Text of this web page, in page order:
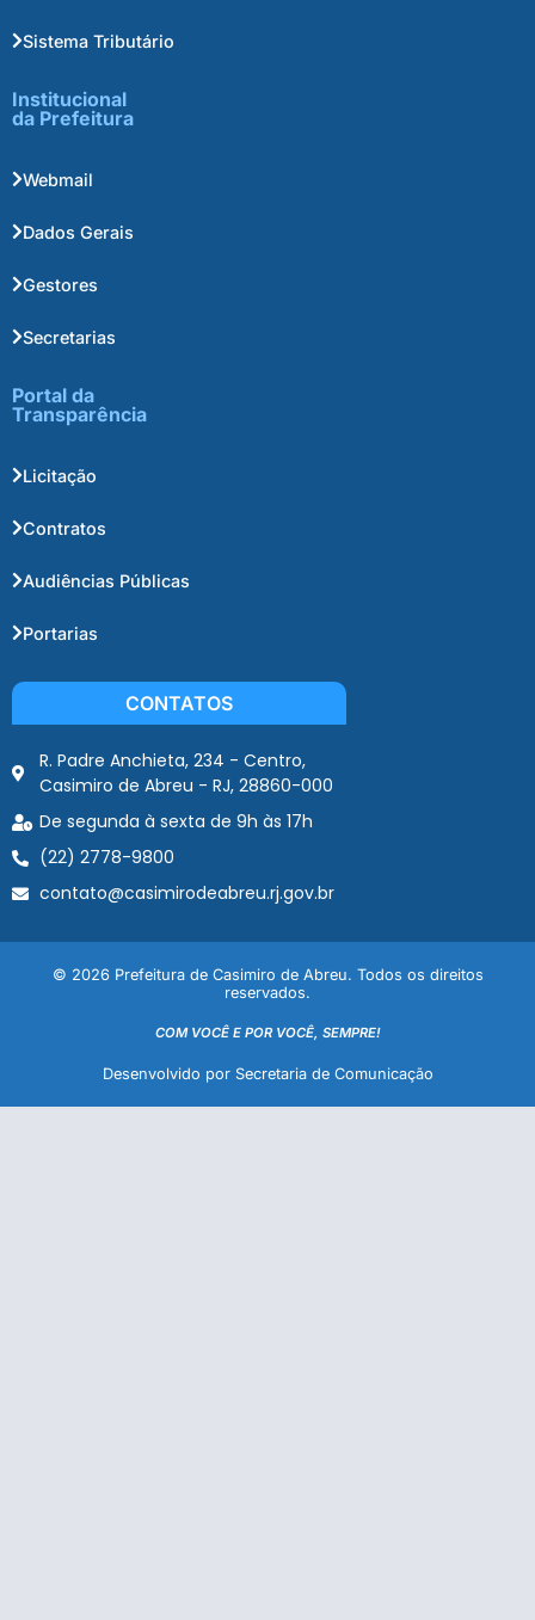
Sistema Tributário
Institucional
da Prefeitura
Webmail
Dados Gerais
Gestores
Secretarias
Portal da
Transparência
Licitação
Contratos
Audiências Públicas
Portarias
CONTATOS
R. Padre Anchieta, 234 - Centro,
Casimiro de Abreu - RJ, 28860-000
De segunda à sexta de 9h às 17h
(22) 2778-9800
contato@casimirodeabreu.rj.gov.br
© 2026 Prefeitura de Casimiro de Abreu. Todos os direitos
reservados.
COM VOCÊ E POR VOCÊ, SEMPRE!
Desenvolvido por Secretaria de Comunicação